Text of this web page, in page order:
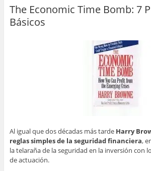
The Economic Time Bomb: 7
Básicos
Al igual que dos décadas más tarde Harry
reglas simples de la seguridad financiera,
la telaraña de la seguridad en la inversión con
de actuación.